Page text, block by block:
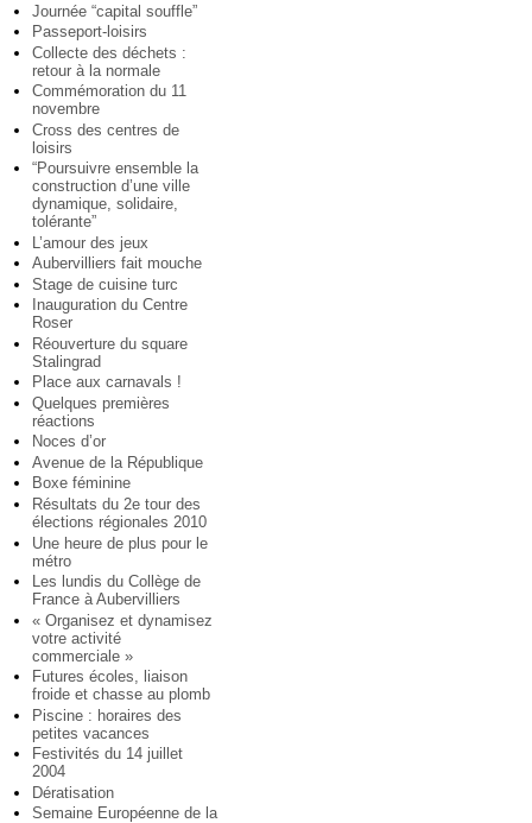
Journée “capital souffle”
Passeport-loisirs
Collecte des déchets :
retour à la normale
Commémoration du 11
novembre
Cross des centres de
loisirs
“Poursuivre ensemble la
construction d’une ville
dynamique, solidaire,
tolérante”
L’amour des jeux
Aubervilliers fait mouche
Stage de cuisine turc
Inauguration du Centre
Roser
Réouverture du square
Stalingrad
Place aux carnavals !
Quelques premières
réactions
Noces d’or
Avenue de la République
Boxe féminine
Résultats du 2e tour des
élections régionales 2010
Une heure de plus pour le
métro
Les lundis du Collège de
France à Aubervilliers
« Organisez et dynamisez
votre activité
commerciale »
Futures écoles, liaison
froide et chasse au plomb
Piscine : horaires des
petites vacances
Festivités du 14 juillet
2004
Dératisation
Semaine Européenne de la